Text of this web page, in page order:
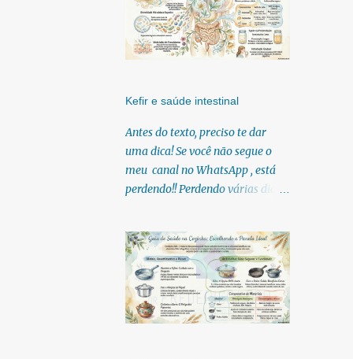
Kefir e saúde intestinal
Antes do texto, preciso te dar
uma dica! Se você não segue o
meu canal no WhatsApp , está
perdendo!! Perdendo várias dicas,
infográficos, o link para
download dos meus e-books.
Para acessar clique no link:
https://whatsapp.com/channel/0
029Vb6U4AqKgsNzkBhubA40